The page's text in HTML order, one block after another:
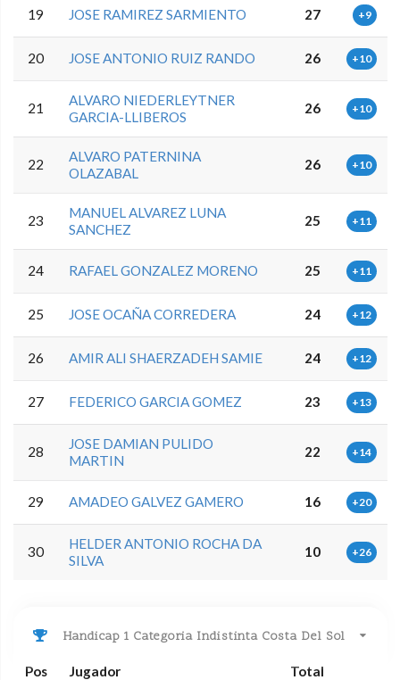
19 JOSE RAMIREZ SARMIENTO 27 +9
20 JOSE ANTONIO RUIZ RANDO 26 +10
21
ALVARO NIEDERLEYTNER
GARCIA-LLIBEROS
26 +10
22
ALVARO PATERNINA
OLAZABAL
26 +10
23
MANUEL ALVAREZ LUNA
SANCHEZ
25 +11
24 RAFAEL GONZALEZ MORENO 25 +11
25 JOSE OCAÑA CORREDERA 24 +12
26 AMIR ALI SHAERZADEH SAMIE 24 +12
27 FEDERICO GARCIA GOMEZ 23 +13
28
JOSE DAMIAN PULIDO
MARTIN
22 +14
29 AMADEO GALVEZ GAMERO 16 +20
30
HELDER ANTONIO ROCHA DA
SILVA
10 +26
Handicap 1 Categoria Indistinta Costa Del Sol
Pos Jugador Total